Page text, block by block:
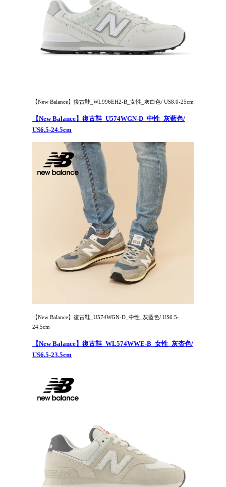
【New Balance】復古鞋_WL996EH2-B_女性_灰白色/ US8.0-25cm
【New Balance】復古鞋_U574WGN-D_中性_灰藍色/
US6.5-24.5cm
【New Balance】復古鞋_U574WGN-D_中性_灰藍色/ US6.5-
24.5cm
【New Balance】復古鞋_WL574WWE-B_女性_灰杏色/
US6.5-23.5cm